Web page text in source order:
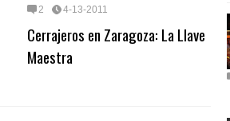
2 4-13-2011
Cerrajeros en Zaragoza: La Llave
Maestra